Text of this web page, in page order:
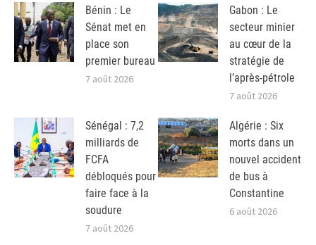
Bénin : Le
Sénat met en
place son
premier bureau
7 août 2026
Gabon : Le
secteur minier
au cœur de la
stratégie de
l’après-pétrole
7 août 2026
Sénégal : 7,2
milliards de
FCFA
débloqués pour
faire face à la
soudure
7 août 2026
Algérie : Six
morts dans un
nouvel accident
de bus à
Constantine
6 août 2026